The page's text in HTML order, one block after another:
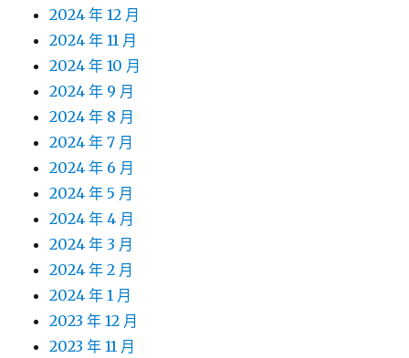
2024 年 12 月
2024 年 11 月
2024 年 10 月
2024 年 9 月
2024 年 8 月
2024 年 7 月
2024 年 6 月
2024 年 5 月
2024 年 4 月
2024 年 3 月
2024 年 2 月
2024 年 1 月
2023 年 12 月
2023 年 11 月